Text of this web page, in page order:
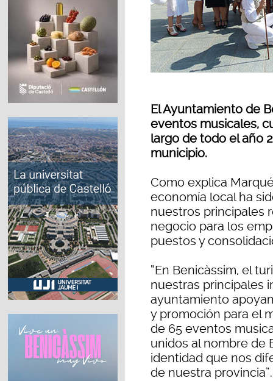
El Ayuntamiento de
eventos musicales,
largo de todo el año
municipio.
Como explica
economía local ha
nuestros principales
negocio para los
puestos y
“En Benicàssim, el
nuestras principales
ayuntamiento
y promoción para el
de 65 eventos
unidos al nombre de
identidad que nos
de nuestra provincia”.